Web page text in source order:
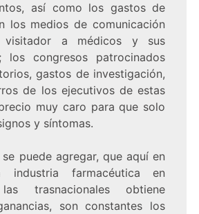
así como los gastos de
los medios de comunicación
a médicos y sus
los congresos patrocinados
gastos de investigación,
de los ejecutivos de estas
muy caro para que solo
y síntomas.
puede agregar, que aquí en
industria farmacéutica en
trasnacionales obtiene
son constantes los